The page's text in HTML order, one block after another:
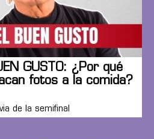
GUSTO: ¿Por qué
fotos a la comida?
de la semifinal